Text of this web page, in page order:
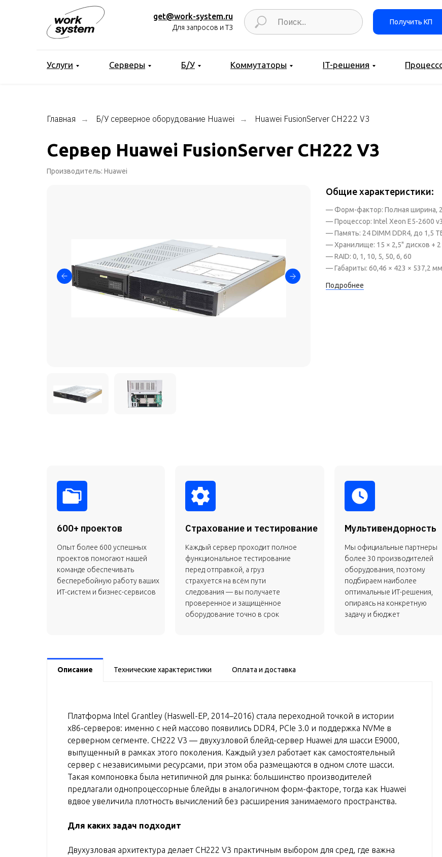
get@work-system.ru
Для запросов и ТЗ
Получить КП
Услуги Серверы Б/У Коммутаторы IT-решения
Главная → Б/У серверное оборудование Huawei → Huawei FusionServer CH222 V3
Сервер Huawei FusionServer CH222 V3
Производитель: Huawei
— Форм-фактор: Полная ширина, 2
— Процессор: Intel Xeon E5-2600
— Память: 24 DIMM DDR4, до 1,5
— Хранилище: 15 × 2,5" дисков + 2
— RAID: 0, 1, 10, 5, 50, 6, 60
— Габариты: 60,46 × 423 × 537,2 мм
Подробнее
Общие характеристики:
600+ проектов
Опыт более 600 успешных
проектов помогают нашей
команде обеспечивать
бесперебойную работу ваших
ИТ-систем и бизнес-сервисов
Страхование и тестирование
Каждый сервер проходит полное
функциональное тестирование
перед отправкой, а груз
страхуется на всём пути
следования — вы получаете
проверенное и защищённое
оборудование точно в срок
Мультивендорность
Мы официальные партнеры
более 30 производителей
оборудования, поэтому
подбираем наиболее
оптимальные ИТ-решения,
опираясь на конкретную
задачу и бюджет
Описание Технические характеристики Оплата и доставка
Платформа Intel Grantley (Haswell-EP, 2014–2016) стала переходной точкой в истории
x86-серверов: именно с ней массово появились DDR4, PCIe 3.0 и поддержка NVMe в
серверном сегменте. CH222 V3 — двухузловой блейд-сервер Huawei для шасси E9000,
выпущенный в рамках этого поколения. Каждый узел работает как самостоятельный
сервер с независимыми ресурсами, при этом оба размещаются в одном слоте шасси.
Такая компоновка была нетипичной для рынка: большинство производителей
предлагали однопроцессорные блейды в аналогичном форм-факторе, тогда как Huawei
вдвое увеличила плотность вычислений без расширения занимаемого пространства.
Для каких задач подходит
Двухузловая архитектура делает CH222 V3 практичным выбором для сред, где важна